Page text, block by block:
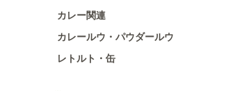
カレー関連
カレールウ・パウダールウ
レトルト・缶